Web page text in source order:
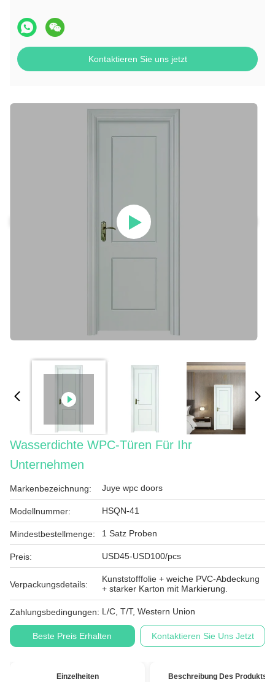
Kontaktieren Sie uns jetzt
Wasserdichte WPC-Türen Für Ihr
Unternehmen
Markenbezeichnung: Juye wpc doors
Modellnummer: HSQN-41
Mindestbestellmenge: 1 Satz Proben
Preis: USD45-USD100/pcs
Verpackungsdetails:
Kunststofffolie + weiche PVC-Abdeckung
+ starker Karton mit Markierung.
Zahlungsbedingungen: L/C, T/T, Western Union
Beste Preis Erhalten Kontaktieren Sie Uns Jetzt
Einzelheiten Beschreibung Des Produkts